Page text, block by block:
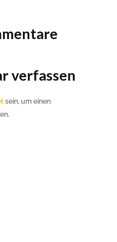
verfassen
sein, um einen